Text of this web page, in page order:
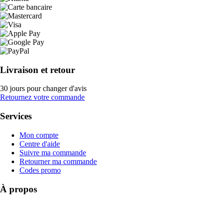
Livraison et retour
30 jours pour changer d'avis
Retournez votre commande
Services
Mon compte
Centre d'aide
Suivre ma commande
Retourner ma commande
Codes promo
À propos